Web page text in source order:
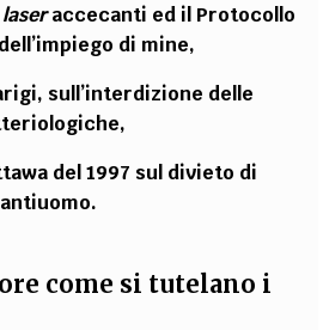
laseraccecanti ed il Protocollo
di mine,
sull’interdizione delle
del 1997 sul divieto di
come si tutelano i